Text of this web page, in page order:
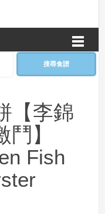
搜尋食譜
【李錦
】
Fish